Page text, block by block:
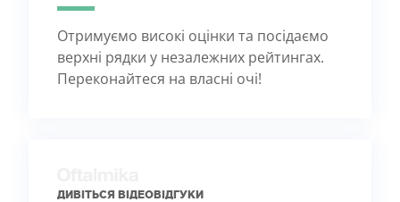
Отримуємо високі оцінки та посідаємо
верхні рядки у незалежних рейтингах.
Переконайтеся на власні очі!
ДИВІТЬСЯ ВІДЕОВІДГУКИ